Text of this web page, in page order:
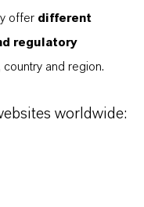
offer different
regulatory
and region.
worldwide: